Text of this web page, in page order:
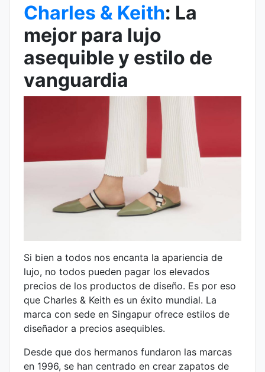
Charles & Keith: La
mejor para lujo
asequible y estilo de
vanguardia
Si bien a todos nos encanta la apariencia de
lujo, no todos pueden pagar los elevados
precios de los productos de diseño. Es por eso
que Charles & Keith es un éxito mundial. La
marca con sede en Singapur ofrece estilos de
diseñador a precios asequibles.
Desde que dos hermanos fundaron las marcas
en 1996, se han centrado en crear zapatos de